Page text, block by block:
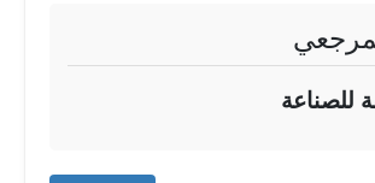
للصناعة